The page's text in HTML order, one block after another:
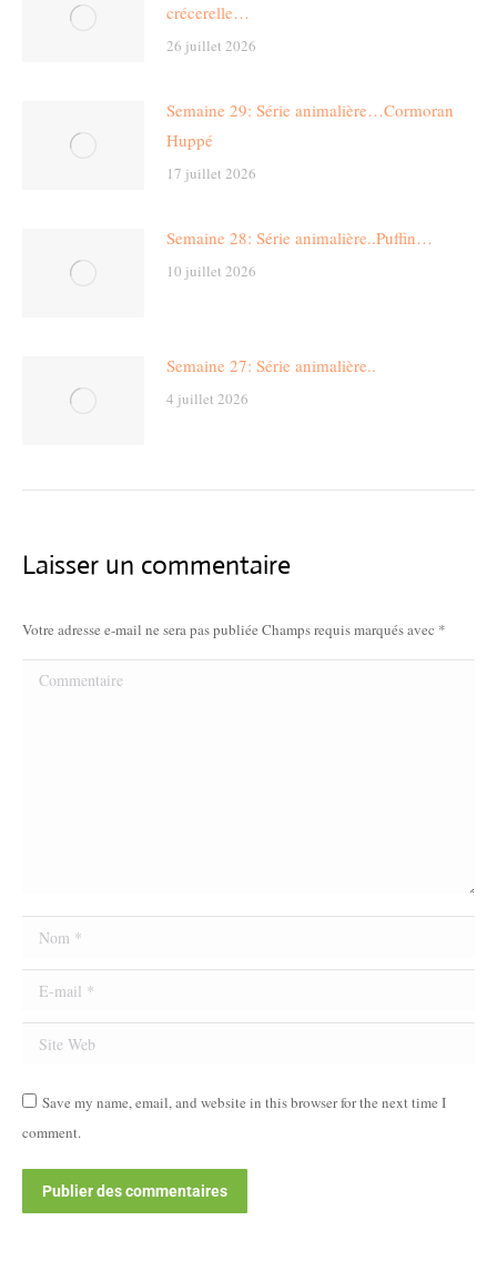
crécerelle…
26 juillet 2026
Semaine 29: Série animalière…Cormoran
Huppé
17 juillet 2026
Semaine 28: Série animalière..Puffin…
10 juillet 2026
Semaine 27: Série animalière..
4 juillet 2026
Laisser un commentaire
Votre adresse e-mail ne sera pas publiée Champs requis marqués avec *
Commentaire
Nom *
E-mail *
Site Web
Save my name, email, and website in this browser for the next time I
comment.
Publier des commentaires